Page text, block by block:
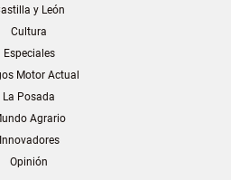
y León
Cultura
Especiales
Motor Actual
La Posada
Agrario
Innovadores
Opinión